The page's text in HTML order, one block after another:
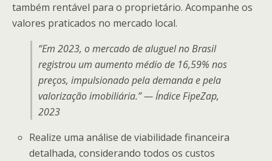
também rentável para o proprietário. Acompanhe os
valores praticados no mercado local.
“Em 2023, o mercado de aluguel no Brasil
registrou um aumento médio de 16,59% nos
preços, impulsionado pela demanda e pela
valorização imobiliária.” — Índice FipeZap,
2023
Realize uma análise de viabilidade financeira
detalhada, considerando todos os custos